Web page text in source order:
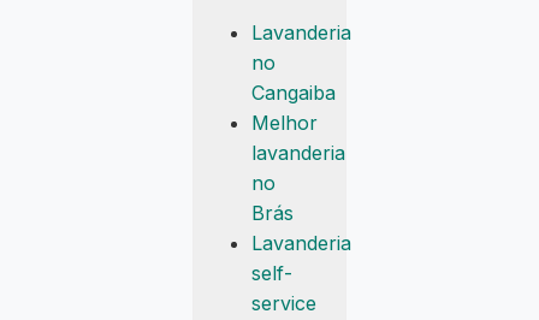
Lavanderia
no
Cangaiba
Melhor
lavanderia
no
Brás
Lavanderia
self-
service